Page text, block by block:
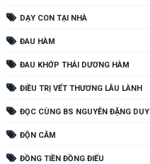
DẠY CON TẠI NHÀ
ĐAU HÀM
ĐAU KHỚP THÁI DƯƠNG HÀM
ĐIỀU TRỊ VẾT THƯƠNG LÂU LÀNH
ĐỌC CÙNG BS NGUYỄN ĐẶNG DUY
ĐỘN CẰM
ĐỒNG TIỀN ĐỒNG ĐIẾU